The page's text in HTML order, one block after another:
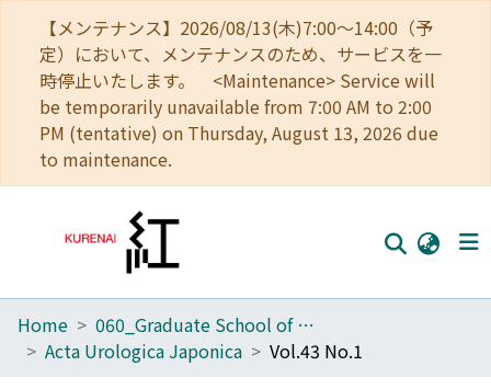
【メンテナンス】2026/08/13(木)7:00～14:00（予
定）において、メンテナンスのため、サービスを一
時停止いたします。 <Maintenance> Service will
be temporarily unavailable from 7:00 AM to 2:00
PM (tentative) on Thursday, August 13, 2026 due
to maintenance.
Home
Home
060_Graduate School of Medicine
Acta Urologica Japonica
Vol.43 No.1